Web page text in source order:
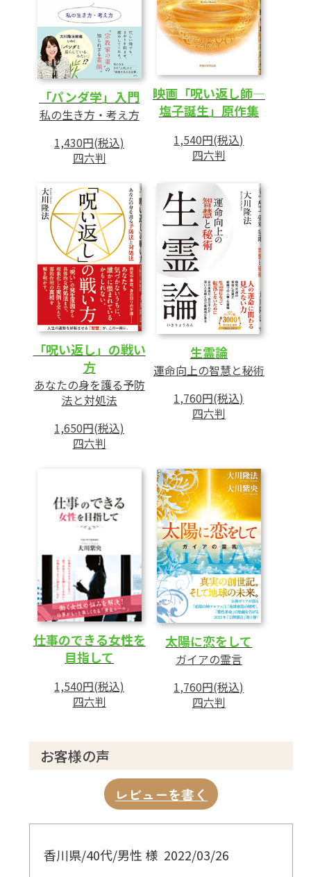
あとがき
「パンダ学」入門
私の生き方・考え方
1,430円(税込)
四六判
映画「呪い返し師―
塩子誕生」原作集
1,540円(税込)
四六判
「呪い返し」の戦い
方
あなたの身を護る予防
法と対処法
1,650円(税込)
四六判
生霊論
運命向上の智慧と秘術
1,760円(税込)
四六判
仕事のできる女性を
目指して
1,540円(税込)
四六判
太陽に恋をして
ガイアの霊言
1,760円(税込)
四六判
お客様の声
レビューを書く
香川県/40代/男性 様 2022/03/26